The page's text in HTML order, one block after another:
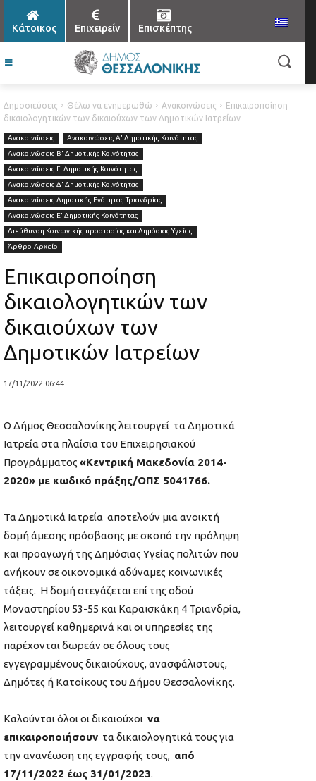
Κάτοικος Επιχειρείν Επισκέπτης
Δημοσιεύσεις Θέλω να ενημερωθώ Ανακοινώσεις
Επικαιροποίηση
δικαιολογητικών των δικαιούχων των Δημοτικών Ιατρείων
Ανακοινώσεις
Ανακοινώσεις Α' Δημοτικής Κοινότητας
Ανακοινώσεις Β' Δημοτικής Κοινότητας
Ανακοινώσεις Γ' Δημοτικής Κοινότητας
Ανακοινώσεις Δ' Δημοτικής Κοινότητας
Ανακοινώσεις Δημοτικής Ενότητας Τριανδρίας
Ανακοινώσεις Ε' Δημοτικής Κοινότητας
Διεύθυνση Κοινωνικής προστασίας και Δημόσιας Υγείας
Άρθρο-Αρχείο
Επικαιροποίηση
δικαιολογητικών των
δικαιούχων των
Δημοτικών Ιατρείων
17/11/2022 06:44
Ο Δήμος Θεσσαλονίκης λειτουργεί τα Δημοτικά
Ιατρεία στα πλαίσια του Επιχειρησιακού
Προγράμματος «Κεντρική Μακεδονία 2014-
2020» με κωδικό πράξης/ΟΠΣ 5041766.
Τα Δημοτικά Ιατρεία αποτελούν μια ανοικτή
δομή άμεσης πρόσβασης με σκοπό την πρόληψη
και προαγωγή της Δημόσιας Υγείας πολιτών που
ανήκουν σε οικονομικά αδύναμες κοινωνικές
τάξεις. Η δομή στεγάζεται επί της οδού
Μοναστηρίου 53-55 και Καραϊσκάκη 4 Τριανδρία,
λειτουργεί καθημερινά και οι υπηρεσίες της
παρέχονται δωρεάν σε όλους τους
εγγεγραμμένους δικαιούχους, ανασφάλιστους,
Δημότες ή Κατοίκους του Δήμου Θεσσαλονίκης.
Καλούνται όλοι οι δικαιούχοι να
επικαιροποιήσουν τα δικαιολογητικά τους για
την ανανέωση της εγγραφής τους, από
17/11/2022 έως 31/01/2023.